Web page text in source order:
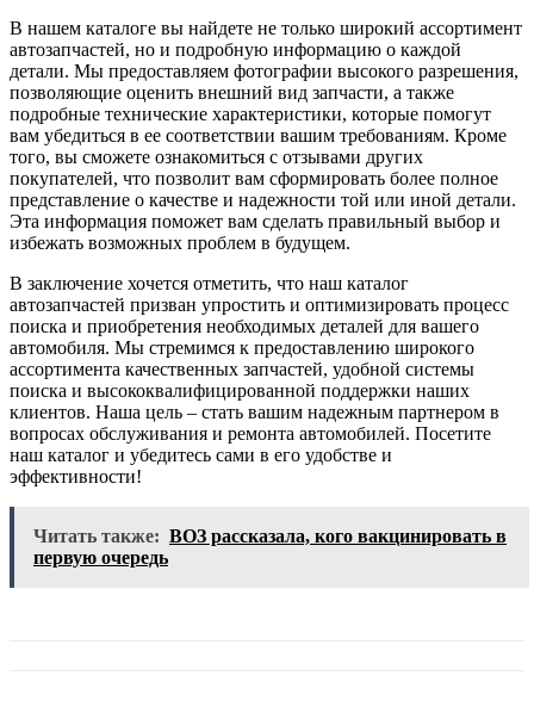
В нашем каталоге вы найдете не только широкий ассортимент
автозапчастей, но и подробную информацию о каждой
детали. Мы предоставляем фотографии высокого разрешения,
позволяющие оценить внешний вид запчасти, а также
подробные технические характеристики, которые помогут
вам убедиться в ее соответствии вашим требованиям. Кроме
того, вы сможете ознакомиться с отзывами других
покупателей, что позволит вам сформировать более полное
представление о качестве и надежности той или иной детали.
Эта информация поможет вам сделать правильный выбор и
избежать возможных проблем в будущем.
В заключение хочется отметить, что наш каталог
автозапчастей призван упростить и оптимизировать процесс
поиска и приобретения необходимых деталей для вашего
автомобиля. Мы стремимся к предоставлению широкого
ассортимента качественных запчастей, удобной системы
поиска и высококвалифицированной поддержки наших
клиентов. Наша цель – стать вашим надежным партнером в
вопросах обслуживания и ремонта автомобилей. Посетите
наш каталог и убедитесь сами в его удобстве и
эффективности!
Читать также: ВОЗ рассказала, кого вакцинировать в
первую очередь